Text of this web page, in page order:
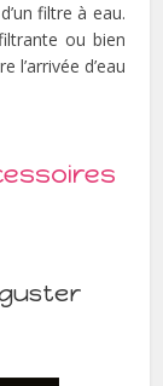
filtre à eau.
ou bien
l’arrivée d’eau